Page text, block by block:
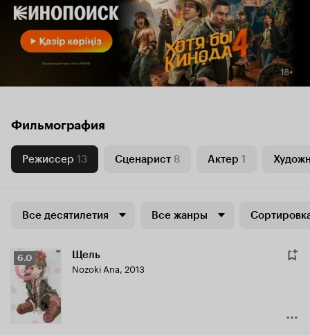
Фильмография
Режиссер 13 Сценарист 8 Актер 1
Все десятилетия Все жанры
Рейтинг
Кинопоиска
6.0
6.0 Щель
Nozoki Ana, 2013